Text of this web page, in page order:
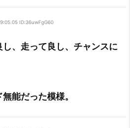
ID:36uwFgG60
、走って良し、チャンスに
能だった模様。